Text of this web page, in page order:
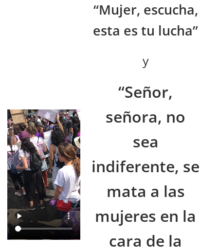
“Mujer, escucha,
esta es tu lucha”
y
“Señor,
señora, no
sea
indiferente, se
mata a las
mujeres en la
cara de la